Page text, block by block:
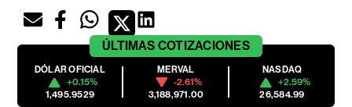
ÚLTIMAS COTIZACIONES
DÓLAR OFICIAL
+0.15%
1,495.9529
MERVAL
-2.61%
3,188,971.00
NASDAQ
+2.59%
26,584.99